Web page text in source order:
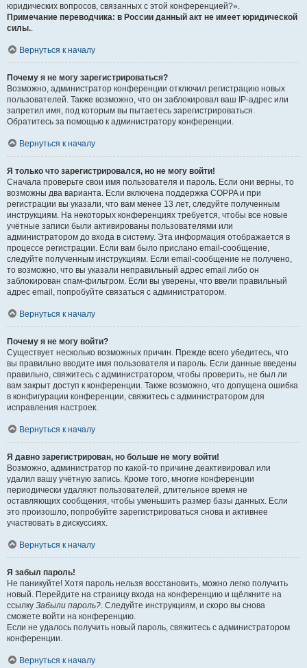
юридических вопросов, связанных с этой конференцией?».
Примечание переводчика: в России данный акт не имеет юридической
силы..
Вернуться к началу
Почему я не могу зарегистрироваться?
Возможно, администратор конференции отключил регистрацию новых
пользователей. Также возможно, что он заблокировал ваш IP-адрес или
запретил имя, под которым вы пытаетесь зарегистрироваться.
Обратитесь за помощью к администратору конференции.
Вернуться к началу
Я только что зарегистрировался, но не могу войти!
Сначала проверьте свои имя пользователя и пароль. Если они верны, то
возможны два варианта. Если включена поддержка COPPA и при
регистрации вы указали, что вам менее 13 лет, следуйте полученным
инструкциям. На некоторых конференциях требуется, чтобы все новые
учётные записи были активированы пользователями или
администратором до входа в систему. Эта информация отображается в
процессе регистрации. Если вам было прислано email-сообщение,
следуйте полученным инструкциям. Если email-сообщение не получено,
то возможно, что вы указали неправильный адрес email либо он
заблокирован спам-фильтром. Если вы уверены, что ввели правильный
адрес email, попробуйте связаться с администратором.
Вернуться к началу
Почему я не могу войти?
Существует несколько возможных причин. Прежде всего убедитесь, что
вы правильно вводите имя пользователя и пароль. Если данные введены
правильно, свяжитесь с администратором, чтобы проверить, не был ли
вам закрыт доступ к конференции. Также возможно, что допущена ошибка
в конфигурации конференции, свяжитесь с администратором для
исправления настроек.
Вернуться к началу
Я давно зарегистрирован, но больше не могу войти!
Возможно, администратор по какой-то причине деактивировал или
удалил вашу учётную запись. Кроме того, многие конференции
периодически удаляют пользователей, длительное время не
оставляющих сообщения, чтобы уменьшить размер базы данных. Если
это произошло, попробуйте зарегистрироваться снова и активнее
участвовать в дискуссиях.
Вернуться к началу
Я забыл пароль!
Не паникуйте! Хотя пароль нельзя восстановить, можно легко получить
новый. Перейдите на страницу входа на конференцию и щёлкните на
ссылку Забыли пароль?. Следуйте инструкциям, и скоро вы снова
сможете войти на конференцию.
Если не удалось получить новый пароль, свяжитесь с администратором
конференции.
Вернуться к началу